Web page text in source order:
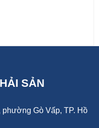
SẢN
phường Gò Vấp, TP. Hồ